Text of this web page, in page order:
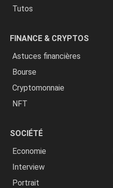
Tutos
FINANCE & CRYPTOS
Astuces financières
Bourse
Cryptomonnaie
NFT
SOCIÉTÉ
Economie
Interview
Portrait